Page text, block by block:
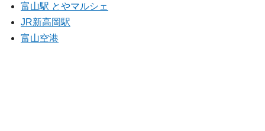
富山駅 とやマルシェ
JR新高岡駅
富山空港